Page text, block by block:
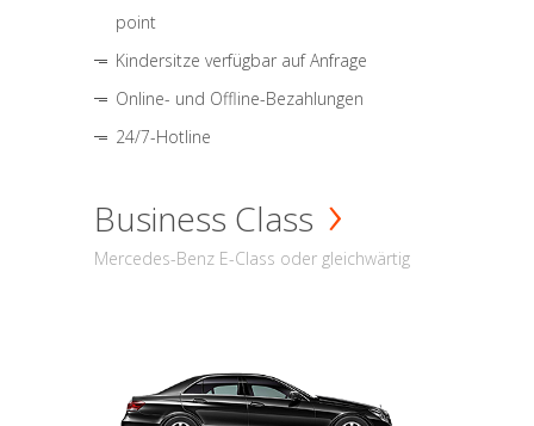
point
Kindersitze verfügbar auf Anfrage
Online- und Offline-Bezahlungen
24/7-Hotline
Business Class
Mercedes-Benz E-Class oder gleichwärtig